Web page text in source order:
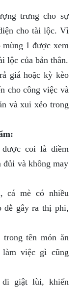
trưng cho sự
cho tài lộc. Vì
1 được xem
lộc của bản thân.
giá hoặc kỳ kèo
cho công việc và
và xui xẻo trong
coi là điềm
đủi và không may
cá mè có nhiều
dễ gây ra thị phi,
tên món ăn
việc gì cũng
đi giật lùi, khiến